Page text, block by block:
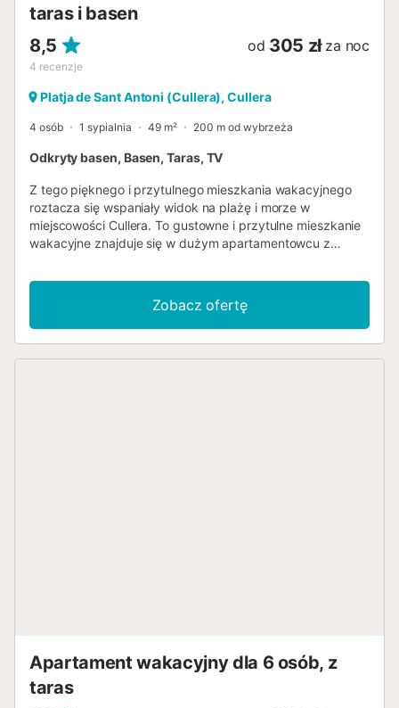
taras i basen
8,5
4 recenzje
od 305 zł za noc
Platja de Sant Antoni (Cullera), Cullera
4 osób 1 sypialnia 49 m² 200 m od wybrzeża
Odkryty basen, Basen, Taras, TV
Z tego pięknego i przytulnego mieszkania wakacyjnego
roztacza się wspaniały widok na plażę i morze w
miejscowości Cullera. To gustowne i przytulne mieszkanie
wakacyjne znajduje się w dużym apartamentowcu z
poczuć się jak w domu w tym nowoczesnym i jasno
urządzonym mieszkaniu i obudzić się z widokiem na
morze. Ciesz się tą idealną lokalizacją, aby w pełni
wykorzystać wakacje nad morzem i odkryć, co kompleks
morzem!...
Zobacz ofertę
Apartament wakacyjny dla 6 osób, z
taras